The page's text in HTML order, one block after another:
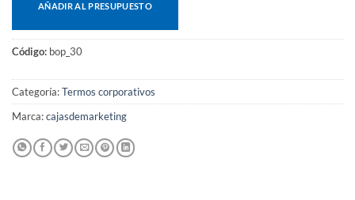
AÑADIR AL PRESUPUESTO
Código: bop_30
Categoría:Termos corporativos
Marca:cajasdemarketing